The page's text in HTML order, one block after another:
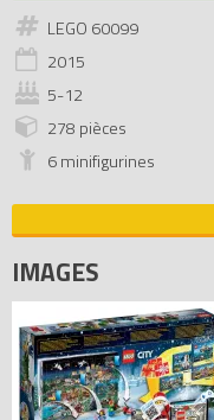
LEGO 60099
2015
5-12
278 pièces
6 minifigurines
IMAGES